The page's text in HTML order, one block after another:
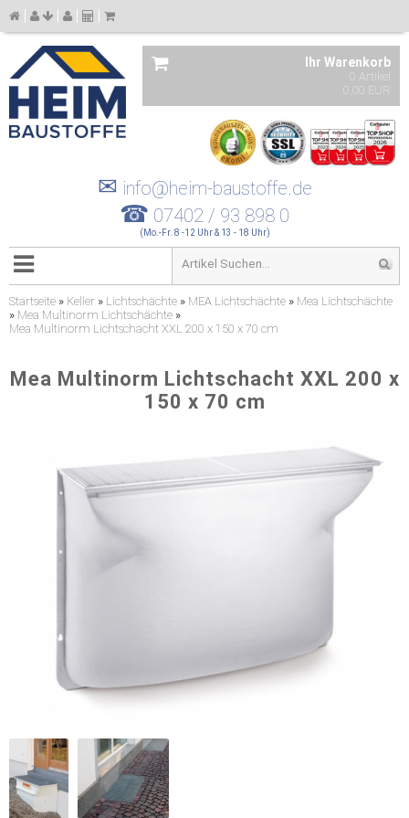
Ihr Warenkorb
0 Artikel
0,00 EUR
✉ info@heim-baustoffe.de
☎ 07402 / 93 898 0
(Mo.-Fr. 8 -12 Uhr & 13 - 18 Uhr)
Startseite » Keller » Lichtschächte » MEA Lichtschächte » Mea Lichtschächte
» Mea Multinorm Lichtschächte »
Mea Multinorm Lichtschacht XXL 200 x 150 x 70 cm
Mea Multinorm Lichtschacht XXL 200 x
150 x 70 cm